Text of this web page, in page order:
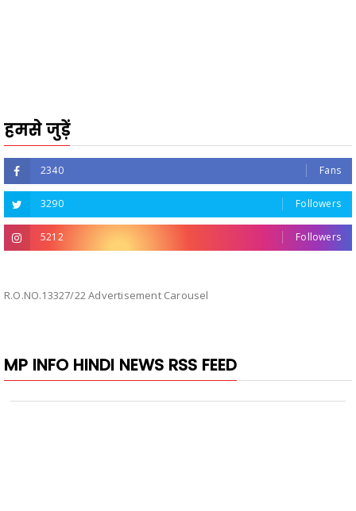
हमसे जुड़ें
2340 Fans
3290 Followers
5212 Followers
R.O.NO.13327/22 Advertisement Carousel
MP INFO HINDI NEWS RSS FEED